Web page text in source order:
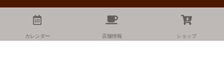
カレンダー 店舗情報 ショップ